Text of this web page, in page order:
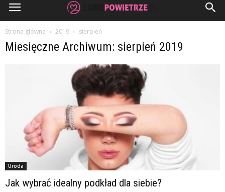
Strona główna 2019 sierpień
Miesięczne Archiwum: sierpień 2019
Uroda
Jak wybrać idealny podkład dla siebie?